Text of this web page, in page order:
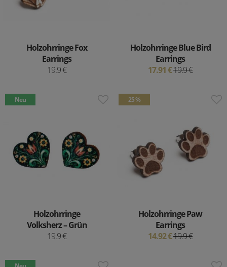
Holzohrringe Fox
Earrings
19.9 €
Holzohrringe Blue Bird
Earrings
17.91 €19.9 €
Neu
Holzohrringe
Volksherz – Grün
19.9 €
25 %
Holzohrringe Paw
Earrings
14.92 €19.9 €